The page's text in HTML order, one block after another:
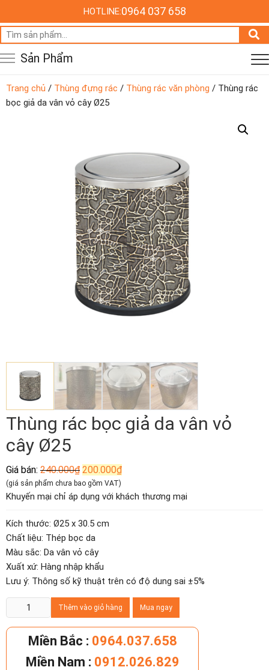
HOTLINE:0964 037 658
Tìm
kiếm:
Sản Phẩm
Trang chủ / Thùng đựng rác / Thùng rác văn phòng / Thùng rác
bọc giả da vân vỏ cây Ø25
Thùng rác bọc giả da vân vỏ
cây Ø25
Giá bán: 240.000₫ Giá
gốc
là:
240.000₫.
200.000₫Giá
hiện
là:
(giá sản phẩm chưa bao gồm VAT)
Khuyến mại chỉ áp dụng với khách thương mại
Kích thước: Ø25 x 30.5 cm
Chất liệu: Thép bọc da
Màu sắc: Da vân vỏ cây
Xuất xứ: Hàng nhập khẩu
Lưu ý: Thông số kỹ thuật trên có độ dung sai ±5%
Thùng
rác
bọc
Thêm vào giỏ hàng Mua ngay
Miền Bắc : 0964.037.658
Miền Nam : 0912.026.829